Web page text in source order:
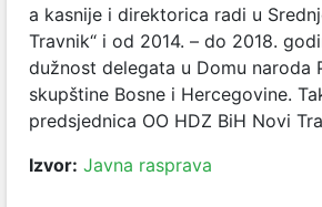
a kasnije i direktorica radi u
Travnik“ i od 2014. – do 2018.
dužnost delegata u Domu naroda
skupštine Bosne i Hercegovine.
predsjednica OO HDZ BiH Novi
Izvor: Javna rasprava